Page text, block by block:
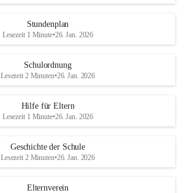
Stundenplan
Lesezeit 1 Minute•26. Jan. 2026
Schulordnung
Lesezeit 2 Minuten•26. Jan. 2026
Hilfe für Eltern
Lesezeit 1 Minute•26. Jan. 2026
Geschichte der Schule
Lesezeit 2 Minuten•26. Jan. 2026
Elternverein